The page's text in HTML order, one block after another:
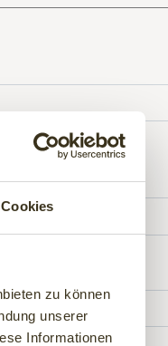
zu können
unserer
Informationen